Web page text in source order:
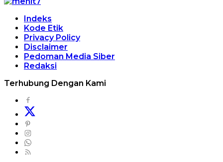
Indeks
Kode Etik
Privacy Policy
Disclaimer
Pedoman Media Siber
Redaksi
Terhubung Dengan Kami